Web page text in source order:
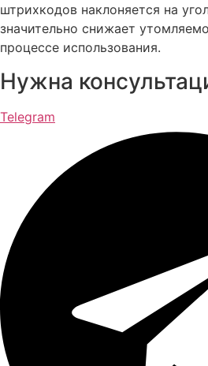
штрихкодов наклоняется на
значительно снижает
процессе использования.
Нужна
Telegram